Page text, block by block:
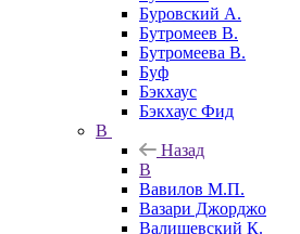
Буровский А.
Бутромеев В.
Бутромеева В.
Буф
Бэкхаус
Бэкхаус Фид
В
Назад
В
Вавилов М.П.
Вазари Джорджо
Валишевский К.